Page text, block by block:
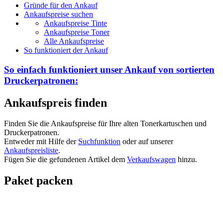
Gründe für den Ankauf
Ankaufspreise suchen
Ankaufspreise Tinte
Ankaufspreise Toner
Alle Ankaufspreise
So funktioniert der Ankauf
So einfach funktioniert unser Ankauf von sortierten
Druckerpatronen:
Ankaufspreis finden
Finden Sie die Ankaufspreise für Ihre alten Tonerkartuschen und
Druckerpatronen.
Entweder mit Hilfe der Suchfunktion oder auf unserer
Ankaufspreisliste.
Fügen Sie die gefundenen Artikel dem Verkaufswagen hinzu.
Paket packen